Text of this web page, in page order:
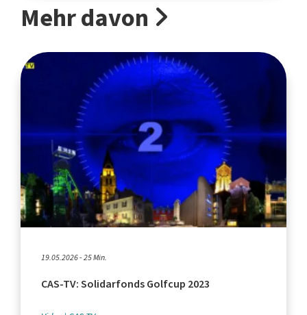
Mehr davon
19.05.2026 - 25 Min.
CAS-TV: Solidarfonds Golfcup 2023